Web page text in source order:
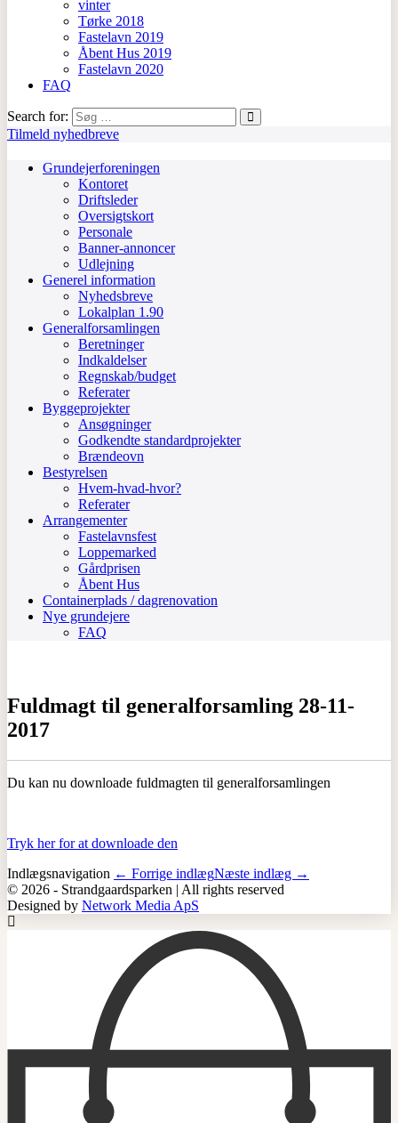
vinter
Tørke 2018
Fastelavn 2019
Åbent Hus 2019
Fastelavn 2020
FAQ
Search for:
Tilmeld nyhedbreve
Grundejerforeningen
Kontoret
Driftsleder
Oversigtskort
Personale
Banner-annoncer
Udlejning
Generel information
Nyhedsbreve
Lokalplan 1.90
Generalforsamlingen
Beretninger
Indkaldelser
Regnskab/budget
Referater
Byggeprojekter
Ansøgninger
Godkendte standardprojekter
Brændeovn
Bestyrelsen
Hvem-hvad-hvor?
Referater
Arrangementer
Fastelavnsfest
Loppemarked
Gårdprisen
Åbent Hus
Containerplads / dagrenovation
Nye grundejere
FAQ
Fuldmagt til generalforsamling 28-11-
2017
Du kan nu downloade fuldmagten til generalforsamlingen
Tryk her for at downloade den
Indlægsnavigation ← Forrige indlægNæste indlæg →
© 2026 - Strandgaardsparken | All rights reserved
Designed by Network Media ApS